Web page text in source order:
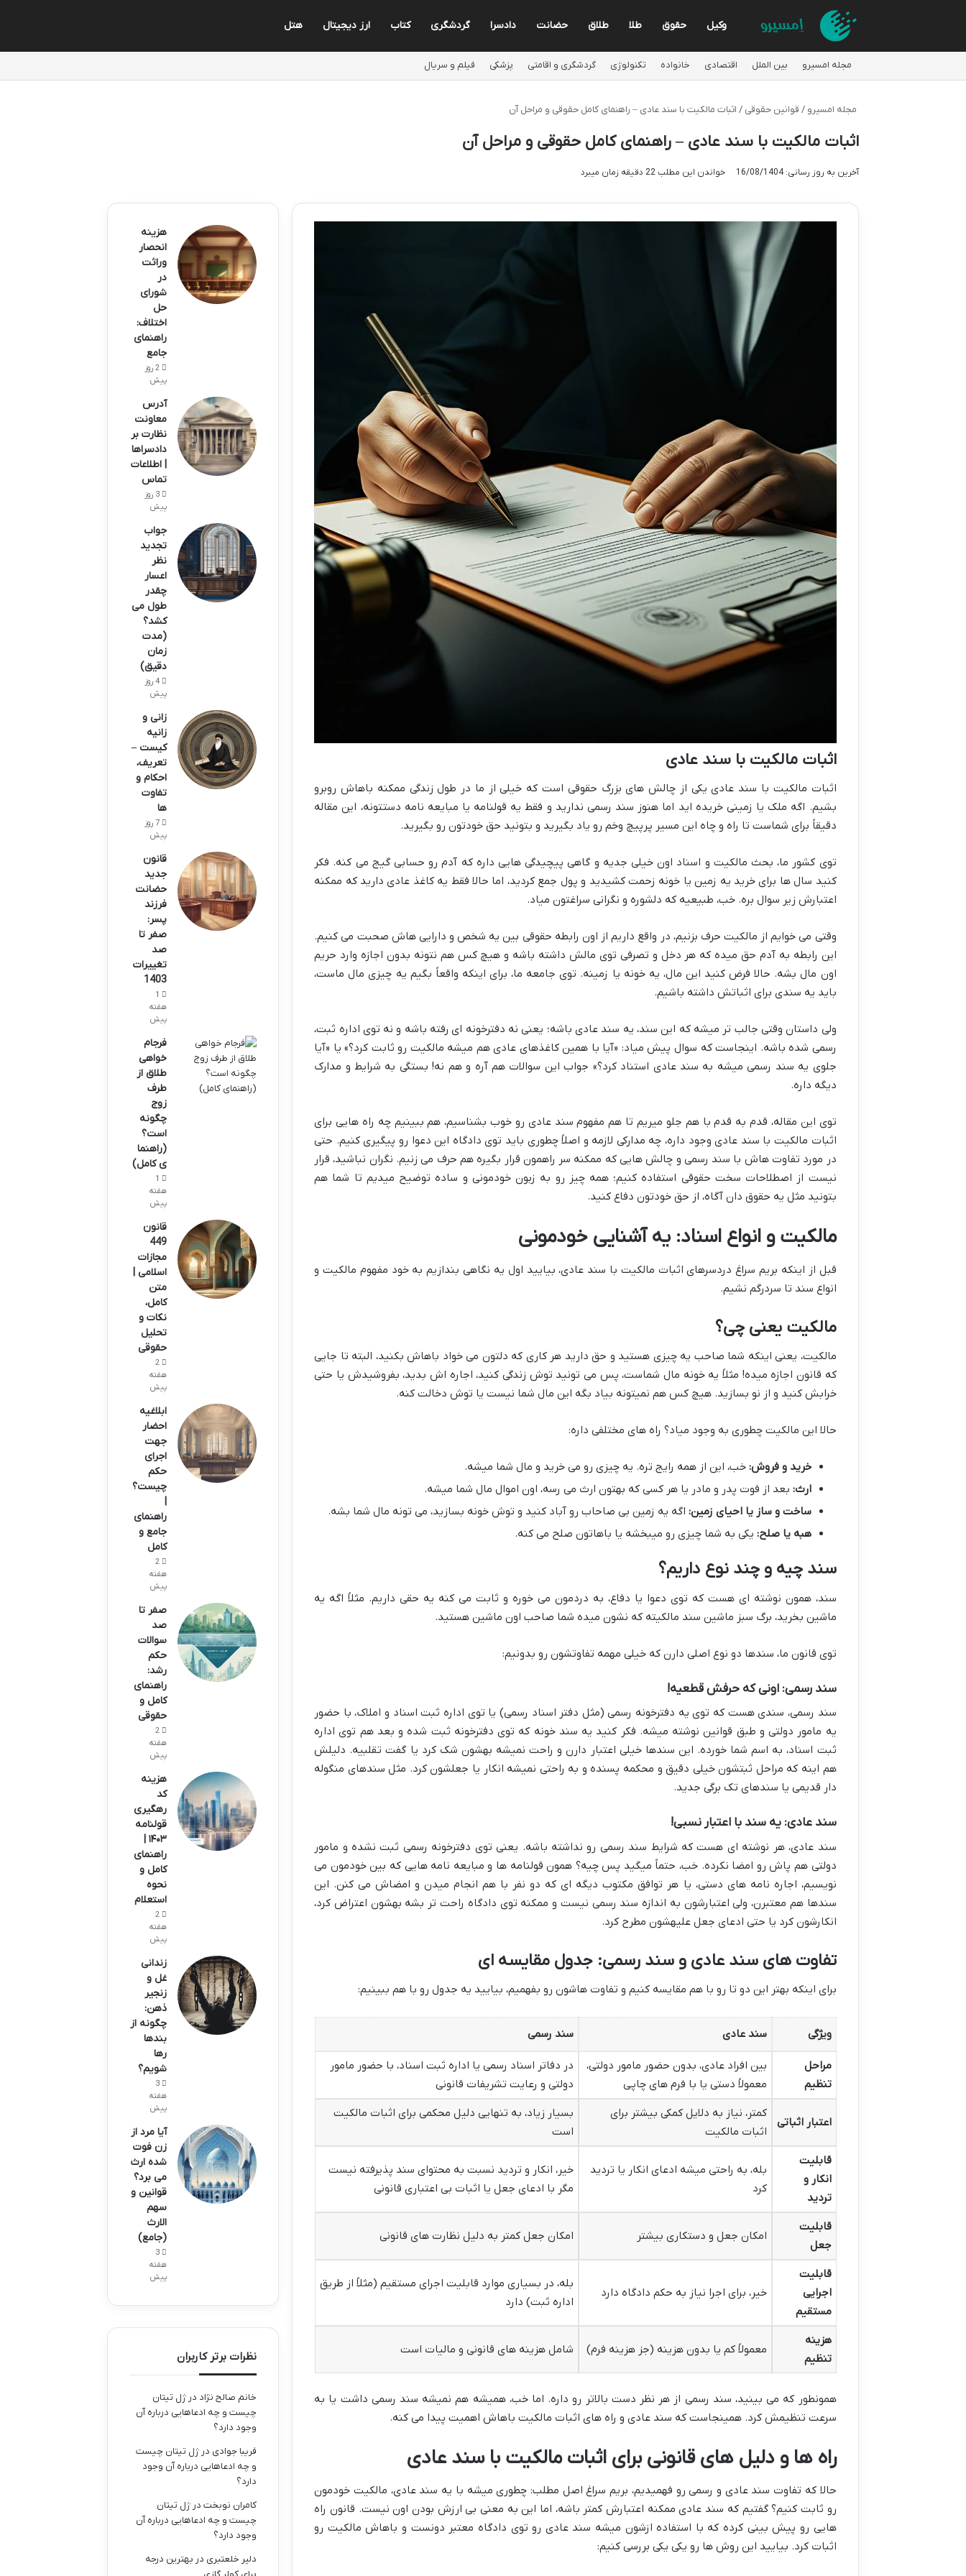
وکیل حقوق طلا طلاق حضانت دادسرا گردشگری کتاب ارز دیجیتال هتل
مجله امسیرو بین الملل اقتصادی خانواده تکنولوژی گردشگری و اقامتی پزشکی فیلم و سریال
مجله امسیرو / قوانین حقوقی / اثبات مالکیت با سند عادی – راهنمای کامل حقوقی و مراحل آن
اثبات مالکیت با سند عادی – راهنمای کامل حقوقی و مراحل آن
آخرین به روز رسانی: 16/08/1404 خواندن این مطلب 22 دقیقه زمان میبرد
اثبات مالکیت با سند عادی
اثبات مالکیت با سند عادی یکی از چالش های بزرگ حقوقی است که خیلی از ما در طول زندگی ممکنه باهاش روبرو
بشیم. اگه ملک یا زمینی خریده اید اما هنوز سند رسمی ندارید و فقط یه قولنامه یا مبایعه نامه دستتونه، این مقاله
دقیقاً برای شماست تا راه و چاه این مسیر پرپیچ وخم رو یاد بگیرید و بتونید حق خودتون رو بگیرید.
توی کشور ما، بحث مالکیت و اسناد اون خیلی جدیه و گاهی پیچیدگی هایی داره که آدم رو حسابی گیج می کنه. فکر
کنید سال ها برای خرید یه زمین یا خونه زحمت کشیدید و پول جمع کردید، اما حالا فقط یه کاغذ عادی دارید که ممکنه
اعتبارش زیر سوال بره. خب، طبیعیه که دلشوره و نگرانی سراغتون میاد.
وقتی می خوایم از مالکیت حرف بزنیم، در واقع داریم از اون رابطه حقوقی بین یه شخص و دارایی هاش صحبت می کنیم.
این رابطه به آدم حق میده که هر دخل و تصرفی توی مالش داشته باشه و هیچ کس هم نتونه بدون اجازه وارد حریم
اون مال بشه. حالا فرض کنید این مال، یه خونه یا زمینه. توی جامعه ما، برای اینکه واقعاً بگیم یه چیزی مال ماست،
باید یه سندی برای اثباتش داشته باشیم.
ولی داستان وقتی جالب تر میشه که این سند، یه سند عادی باشه؛ یعنی نه دفترخونه ای رفته باشه و نه توی اداره ثبت،
رسمی شده باشه. اینجاست که سوال پیش میاد: «آیا با همین کاغذهای عادی هم میشه مالکیت رو ثابت کرد؟» یا «آیا
جلوی یه سند رسمی میشه به سند عادی استناد کرد؟» جواب این سوالات هم آره و هم نه! بستگی به شرایط و مدارک
دیگه داره.
توی این مقاله، قدم به قدم با هم جلو میریم تا هم مفهوم سند عادی رو خوب بشناسیم، هم ببینیم چه راه هایی برای
اثبات مالکیت با سند عادی وجود داره، چه مدارکی لازمه و اصلاً چطوری باید توی دادگاه این دعوا رو پیگیری کنیم. حتی
در مورد تفاوت هاش با سند رسمی و چالش هایی که ممکنه سر راهمون قرار بگیره هم حرف می زنیم. نگران نباشید، قرار
نیست از اصطلاحات سخت حقوقی استفاده کنیم؛ همه چیز رو به زبون خودمونی و ساده توضیح میدیم تا شما هم
بتونید مثل یه حقوق دان آگاه، از حق خودتون دفاع کنید.
مالکیت و انواع اسناد: یه آشنایی خودمونی
قبل از اینکه بریم سراغ دردسرهای اثبات مالکیت با سند عادی، بیایید اول یه نگاهی بندازیم به خود مفهوم مالکیت و
انواع سند تا سردرگم نشیم.
مالکیت یعنی چی؟
مالکیت، یعنی اینکه شما صاحب یه چیزی هستید و حق دارید هر کاری که دلتون می خواد باهاش بکنید، البته تا جایی
که قانون اجازه میده! مثلاً یه خونه مال شماست، پس می تونید توش زندگی کنید، اجاره اش بدید، بفروشیدش یا حتی
خرابش کنید و از نو بسازید. هیچ کس هم نمیتونه بیاد بگه این مال شما نیست یا توش دخالت کنه.
حالا این مالکیت چطوری به وجود میاد؟ راه های مختلفی داره:
خرید و فروش: خب، این از همه رایج تره. یه چیزی رو می خرید و مال شما میشه.
ارث: بعد از فوت پدر و مادر یا هر کسی که بهتون ارث می رسه، اون اموال مال شما میشه.
ساخت و ساز یا احیای زمین: اگه یه زمین بی صاحاب رو آباد کنید و توش خونه بسازید، می تونه مال شما بشه.
هبه یا صلح: یکی به شما چیزی رو میبخشه یا باهاتون صلح می کنه.
سند چیه و چند نوع داریم؟
سند، همون نوشته ای هست که توی دعوا یا دفاع، به دردمون می خوره و ثابت می کنه یه حقی داریم. مثلاً اگه یه
ماشین بخرید، برگ سبز ماشین سند مالکیته که نشون میده شما صاحب اون ماشین هستید.
توی قانون ما، سندها دو نوع اصلی دارن که خیلی مهمه تفاوتشون رو بدونیم:
سند رسمی: اونی که حرفش قطعیه!
سند رسمی، سندی هست که توی یه دفترخونه رسمی (مثل دفتر اسناد رسمی) یا توی اداره ثبت اسناد و املاک، با حضور
یه مامور دولتی و طبق قوانین نوشته میشه. فکر کنید یه سند خونه که توی دفترخونه ثبت شده و بعد هم توی اداره
ثبت اسناد، به اسم شما خورده. این سندها خیلی اعتبار دارن و راحت نمیشه بهشون شک کرد یا گفت تقلبیه. دلیلش
هم اینه که مراحل ثبتشون خیلی دقیق و محکمه پسنده و به راحتی نمیشه انکار یا جعلشون کرد. مثل سندهای منگوله
دار قدیمی یا سندهای تک برگی جدید.
سند عادی: یه سند با اعتبار نسبی!
سند عادی، هر نوشته ای هست که شرایط سند رسمی رو نداشته باشه. یعنی توی دفترخونه رسمی ثبت نشده و مامور
دولتی هم پاش رو امضا نکرده. خب، حتماً میگید پس چیه؟ همون قولنامه ها و مبایعه نامه هایی که بین خودمون می
نویسیم، اجاره نامه های دستی، یا هر توافق مکتوب دیگه ای که دو نفر با هم انجام میدن و امضاش می کنن. این
سندها هم معتبرن، ولی اعتبارشون به اندازه سند رسمی نیست و ممکنه توی دادگاه راحت تر بشه بهشون اعتراض کرد،
انکارشون کرد یا حتی ادعای جعل علیهشون مطرح کرد.
تفاوت های سند عادی و سند رسمی: جدول مقایسه ای
برای اینکه بهتر این دو تا رو با هم مقایسه کنیم و تفاوت هاشون رو بفهمیم، بیایید یه جدول رو با هم ببینیم:
ویژگی سند عادی سند رسمی
مراحل
تنظیم
بین افراد عادی، بدون حضور مامور دولتی،
معمولاً دستی یا با فرم های چاپی
در دفاتر اسناد رسمی یا اداره ثبت اسناد، با حضور مامور
دولتی و رعایت تشریفات قانونی
اعتبار اثباتی
کمتر، نیاز به دلایل کمکی بیشتر برای
اثبات مالکیت
بسیار زیاد، به تنهایی دلیل محکمی برای اثبات مالکیت
است
قابلیت
انکار و
تردید
بله، به راحتی میشه ادعای انکار یا تردید
کرد
خیر، انکار و تردید نسبت به محتوای سند پذیرفته نیست
مگر با ادعای جعل یا اثبات بی اعتباری قانونی
قابلیت
جعل
امکان جعل و دستکاری بیشتر امکان جعل کمتر به دلیل نظارت های قانونی
قابلیت
اجرایی
مستقیم
خیر، برای اجرا نیاز به حکم دادگاه دارد
بله، در بسیاری موارد قابلیت اجرای مستقیم (مثلاً از طریق
اداره ثبت) دارد
هزینه
تنظیم
معمولاً کم یا بدون هزینه (جز هزینه فرم) شامل هزینه های قانونی و مالیات است
همونطور که می بینید، سند رسمی از هر نظر دست بالاتر رو داره. اما خب، همیشه هم نمیشه سند رسمی داشت یا به
سرعت تنظیمش کرد. همینجاست که سند عادی و راه های اثبات مالکیت باهاش اهمیت پیدا می کنه.
راه ها و دلیل های قانونی برای اثبات مالکیت با سند عادی
حالا که تفاوت سند عادی و رسمی رو فهمیدیم، بریم سراغ اصل مطلب: چطوری میشه با یه سند عادی، مالکیت خودمون
رو ثابت کنیم؟ گفتیم که سند عادی ممکنه اعتبارش کمتر باشه، اما این به معنی بی ارزش بودن اون نیست. قانون راه
هایی رو پیش بینی کرده که با استفاده ازشون میشه سند عادی رو توی دادگاه معتبر دونست و باهاش مالکیت رو
اثبات کرد. بیایید این روش ها رو یکی یکی بررسی کنیم:
هزینه
انحصار
وراثت
در
شورای
حل
اختلاف:
راهنمای
جامع
2 روز
پیش
آدرس
معاونت
نظارت بر
دادسراها
| اطلاعات
تماس
3 روز
پیش
جواب
تجدید
نظر
اعسار
چقدر
طول می
کشد؟
(مدت
زمان
دقیق)
4 روز
پیش
زانی و
زانیه
کیست –
تعریف،
احکام و
تفاوت
ها
7 روز
پیش
قانون
جدید
حضانت
فرزند
پسر:
صفر تا
صد
تغییرات
1403
1
هفته
پیش
فرجام
خواهی
طلاق از
طرف
زوج
چگونه
است؟
(راهنما
ی کامل)
1
هفته
پیش
قانون
449
مجازات
اسلامی |
متن
کامل،
نکات و
تحلیل
حقوقی
2
هفته
پیش
ابلاغیه
احضار
جهت
اجرای
حکم
چیست؟
|
راهنمای
جامع و
کامل
2
هفته
پیش
صفر تا
صد
سوالات
حکم
رشد:
راهنمای
کامل و
حقوقی
2
هفته
پیش
هزینه
کد
رهگیری
قولنامه
۱۴۰۳ |
راهنمای
کامل و
نحوه
استعلام
2
هفته
پیش
زندانی
غل و
زنجیر
ذهن:
چگونه از
بندها
رها
شویم؟
3
هفته
پیش
آیا مرد از
زن فوت
شده ارث
می برد؟
قوانین و
سهم
الارث
(جامع)
3
هفته
پیش
نظرات برتر کاربران
خانم صالح نژاد در ژل تیتان
چیست و چه ادعاهایی درباره آن
وجود دارد؟
فریبا جوادی در ژل تیتان چیست
و چه ادعاهایی درباره آن وجود
دارد؟
کامران نوبختدر ژل تیتان
چیست و چه ادعاهایی درباره آن
وجود دارد؟
دلیر خلعتبری در بهترین درجه